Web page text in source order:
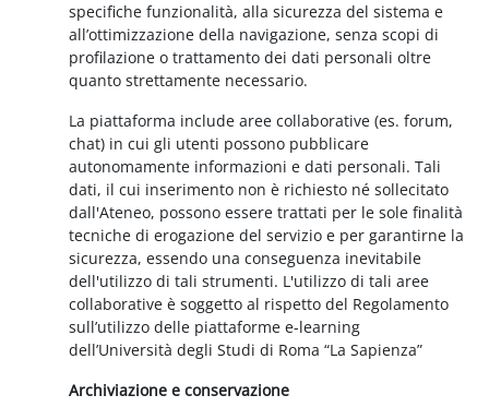
specifiche funzionalità, alla sicurezza del sistema e
all’ottimizzazione della navigazione, senza scopi di
profilazione o trattamento dei dati personali oltre
quanto strettamente necessario.
La piattaforma include aree collaborative (es. forum,
chat) in cui gli utenti possono pubblicare
autonomamente informazioni e dati personali. Tali
dati, il cui inserimento non è richiesto né sollecitato
dall'Ateneo, possono essere trattati per le sole finalità
tecniche di erogazione del servizio e per garantirne la
sicurezza, essendo una conseguenza inevitabile
dell'utilizzo di tali strumenti. L'utilizzo di tali aree
collaborative è soggetto al rispetto del Regolamento
sull’utilizzo delle piattaforme e-learning
dell’Università degli Studi di Roma “La Sapienza”
Archiviazione e conservazione